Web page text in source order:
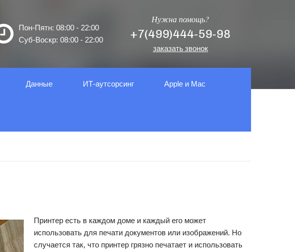
Пон-Пятн: 08:00 - 22:00
Суб-Воскр: 08:00 - 22:00
Нужна помощь?
+7(499)444-59-98
заказать звонок
Данные ИТ-аутсорсинг Apple и Mac
Принтер есть в каждом доме и каждый его может
использовать для печати документов или изображений. Но
случается так, что принтер грязно печатает и использовать